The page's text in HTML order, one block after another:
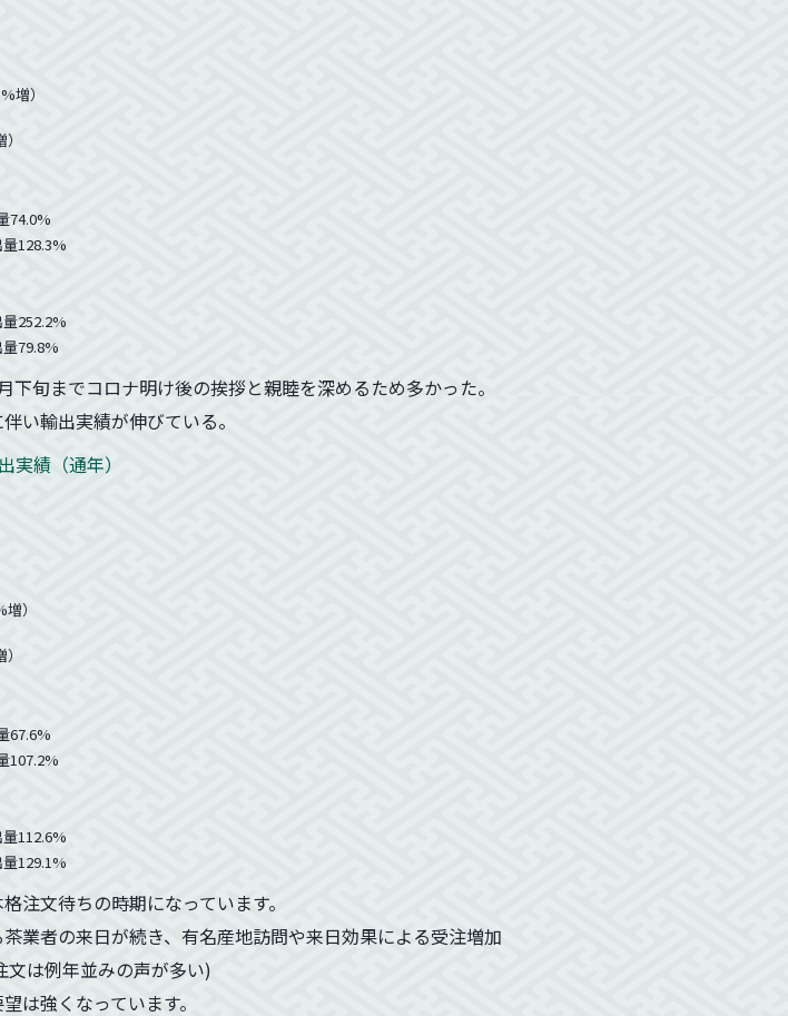
増）
74.0%
128.3%
252.2%
79.8%
下旬までコロナ明け後の挨拶と親睦を深めるため多かった。
い輸出実績が伸びている。
実績（通年）
）
67.6%
107.2%
112.6%
129.1%
注文待ちの時期になっています。
業者の来日が続き、有名産地訪問や来日効果による受注増加
文は例年並みの声が多い)
は強くなっています。